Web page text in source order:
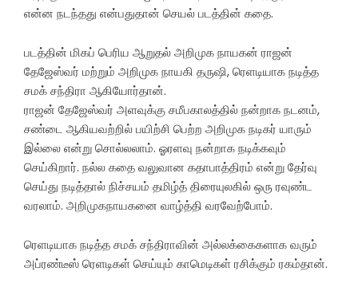
என்ன நடந்தது என்பதுதான் செயல் படத்தின் கதை.
படத்தின் மிகப் பெரிய ஆறுதல் அறிமுக நாயகன் ராஜன்
தேஜேஸ்வர் மற்றும் அறிமுக நாயகி தருஷி, ரெளடியாக நடித்த
சமக் சந்திரா ஆகியோர்தான்.
ராஜன் தேஜேஸ்வர் அளவுக்கு சமீபகாலத்தில் நன்றாக நடனம்,
சண்டை ஆகியவற்றில் பயிற்சி பெற்ற அறிமுக நடிகர் யாரும்
இல்லை என்று சொல்லலாம். ஓரளவு நன்றாக நடிக்கவும்
செய்கிறார். நல்ல கதை வலுவான கதாபாத்திரம் என்று தேர்வு
செய்து நடித்தால் நிச்சயம் தமிழ்த் திரையுலகில் ஒரு ரவுண்ட
வரலாம். அறிமுகநாயகனை வாழ்த்தி வரவேற்போம்.
ரெளடியாக நடித்த சமக் சந்திராவின் அல்லக்கைகளாக வரும்
அப்ரண்டீஸ் ரெளடிகள் செய்யும் காமெடிகள் ரசிக்கும் ரகம்தான்.